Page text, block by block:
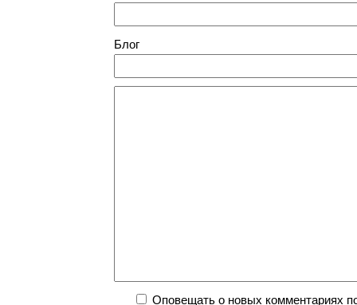
Блог
Оповещать о новых комментариях